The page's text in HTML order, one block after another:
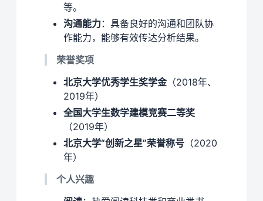
等。
沟通能力：具备良好的沟通和团队协
作能力，能够有效传达分析结果。
荣誉奖项
北京大学优秀学生奖学金（2018年、
2019年）
全国大学生数学建模竞赛二等奖
（2019年）
北京大学“创新之星”荣誉称号 （2020
年）
个人兴趣